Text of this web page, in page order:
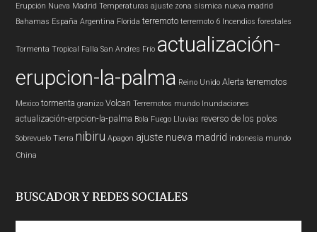
Erupción Nueva Madrid Temperaturas ajuste zona sísmica nueva madrid
Bahamas España Argentina Florida terremoto terremoto 6 Incendios forestales
Tormenta Tropical Falla San Andres Frío actualización-
erupcion-la-palma Reino Unido Alerta terremotos
Mexico tormenta granizo Volcan Terremotos mundo Inundaciones
actualización-erpcion-la-palma Bola Fuego Lluvias reverso de los polos
Sobrevuelo Tierra nibiru Apagon ajuste nueva madrid indonesia mundo
China
BUSCADOR Y REDES SOCIALES